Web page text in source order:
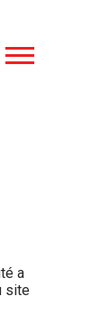
a
site